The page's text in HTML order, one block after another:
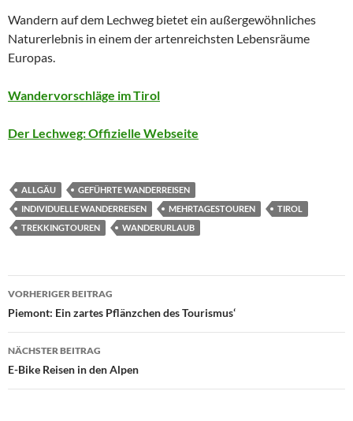
Wandern auf dem Lechweg bietet ein außergewöhnliches
Naturerlebnis in einem der artenreichsten Lebensräume
Europas.
Wandervorschläge im Tirol
Der Lechweg: Offizielle Webseite
ALLGÄU
GEFÜHRTE WANDERREISEN
INDIVIDUELLE WANDERREISEN
MEHRTAGESTOUREN
TIROL
TREKKINGTOUREN
WANDERURLAUB
Beitragsnavigation
VORHERIGER BEITRAG
Piemont: Ein zartes Pflänzchen des Tourismus‘
NÄCHSTER BEITRAG
E-Bike Reisen in den Alpen